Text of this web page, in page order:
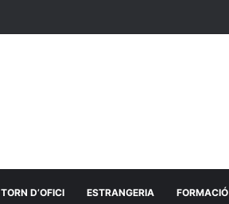
TORN D’OFICI ESTRANGERIA FORMACIÓ